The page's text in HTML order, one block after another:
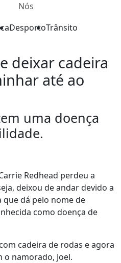
Nós
DesportoTrânsito
deixar cadeira
até ao
uma doença
Redhead perdeu a
deixou de andar devido a
dá pelo nome de
como doença de
cadeira de rodas e agora
o namorado, Joel.